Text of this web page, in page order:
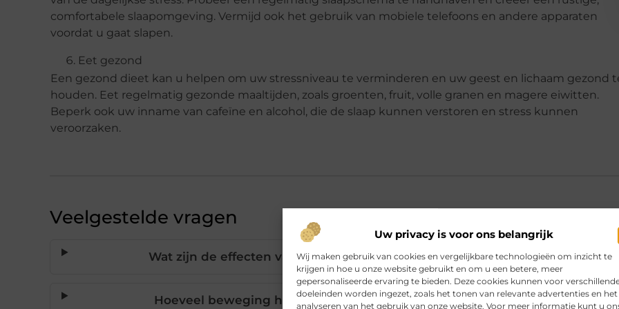
Uw privacy is voor ons belangrijk
Wij maken gebruik van cookies en vergelijkbare technologieën om inzicht te
krijgen in hoe u onze website gebruikt en om u een betere, meer
gepersonaliseerde ervaring te bieden. Deze cookies kunnen voor
doeleinden worden ingezet, zoals het tonen van relevante advertenties en het
analyseren van het gebruik van onze website. Voor meer informatie kunt u
comfortabele slaapomgeving. Vermijd ook het gebruik van mobiele telefoons en andere apparaten
voordat u gaat slapen.
Eet gezond
Een gezond dieet kan u helpen om uw stressniveau te verminderen en uw geest en lichaam gezond
houden. Eet regelmatig gezonde maaltijden, zoals groenten, fruit, volle granen en magere eiwitten.
Beperk ook uw inname van cafeïne en alcohol, die de slaap kunnen verstoren en stress kunnen
veroorzaken.
Veelgestelde vragen
Wat zijn de effecten van chronische stress op je gezondheid? ▼
Hoeveel beweging heb ik nodig om stress te verminderen? ▼